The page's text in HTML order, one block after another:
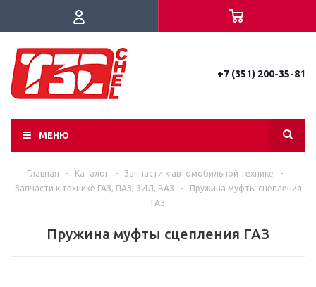
+7 (351) 200-35-81
МЕНЮ
Главная - Каталог - Запчасти к автомобильной технике
-
Запчасти к технике ГАЗ, ПАЗ, ЗИЛ, ВАЗ
-
Пружина муфты сцепления
ГАЗ
Пружина муфты сцепления ГАЗ